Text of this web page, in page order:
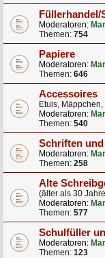
Füllerhandel/
Moderatoren:
Themen: 754
Papiere
Moderatoren:
Themen: 646
Accessoires
Etuis,
Moderatoren:
Themen: 540
Schriften
Moderatoren:
Themen: 258
Alte
(älter als 30
Moderatoren:
Themen: 577
Schulfüller
Moderatoren:
Themen: 123